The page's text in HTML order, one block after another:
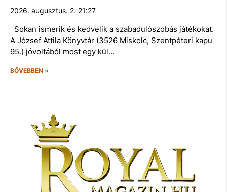
2026. augusztus. 2. 21:27
Sokan ismerik és kedvelik a szabadulószobás játékokat.
A József Attila Könyvtár (3526 Miskolc, Szentpéteri kapu
95.) jóvoltából most egy kül…
BŐVEBBEN »